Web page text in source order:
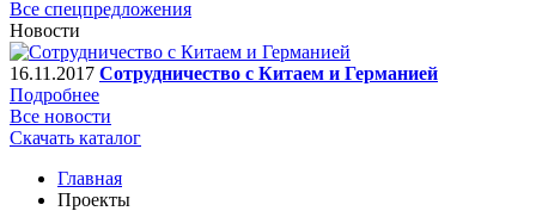
Все спецпредложения
Новости
16.11.2017 Сотрудничество с Китаем и Германией
Подробнее
Все новости
Скачать каталог
Главная
Проекты